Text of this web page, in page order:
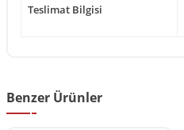
Teslimat Bilgisi
Benzer Ürünler